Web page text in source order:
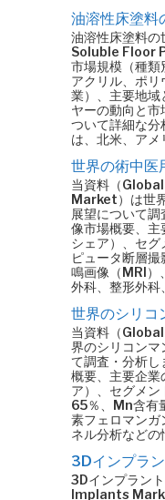
油溶性床塗
油溶性床塗料
Soluble Floor
市場規模（種類
アクリル、ポ
業）、主要地域
ヤーの動向と市
ついて詳細な分
は、北米、ア
世界の術中
当資料（
Market）は世
展望について
像市場概要、主
シェア）、セ
ピュータ断層
鳴画像（MRI）
外科、整形外
世界のシリ
当資料（
界のシリコンマ
て調査・分析
概要、主要企業
ア）、セグメ
65％、Mn含有
素フェロマンガ
ネル分析など
3Dインプラ
3Dインプラン
Implants